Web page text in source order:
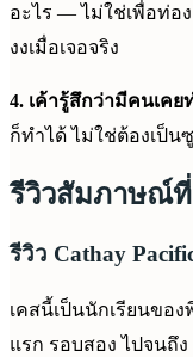
อะไร — ไม่ใช่เพื่อท่อ
งงเมื่อเจอจริง
4. เค้ารู้สึกว่ามีคนเคย
ก็ทำได้ ไม่ใช่ต้องเป็น
รีวิวสัมภาษณ์
รีวิว Cathay
เคสนี้เป็นนักเรียนของ
แรก รอบสอง ไปจนถึง